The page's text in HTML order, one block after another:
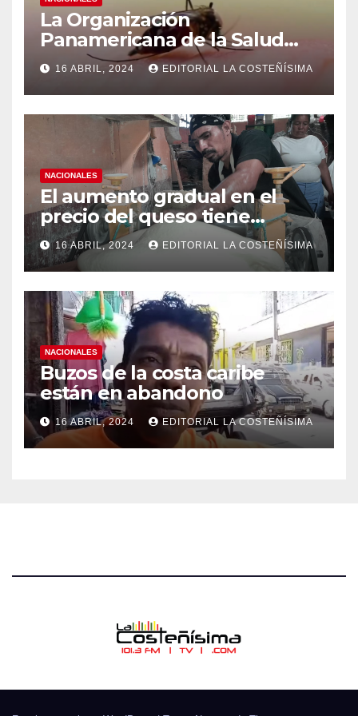
La Organización
Panamericana de la Salud
(OPS), recomienda reforzar
medidas ante el aumento de
casos de dengue
16 ABRIL, 2024 EDITORIAL LA COSTEÑÍSIMA
NACIONALES
El aumento gradual en el
precio del queso tiene
efectos a las Panaderias
16 ABRIL, 2024 EDITORIAL LA COSTEÑÍSIMA
NACIONALES
Buzos de la costa caribe
están en abandono
16 ABRIL, 2024 EDITORIAL LA COSTEÑÍSIMA